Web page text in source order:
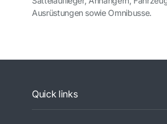
Ausrüstungen sowie Omnibusse.
Quick links